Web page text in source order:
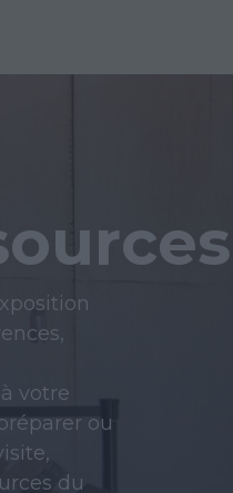
votre
ou
du